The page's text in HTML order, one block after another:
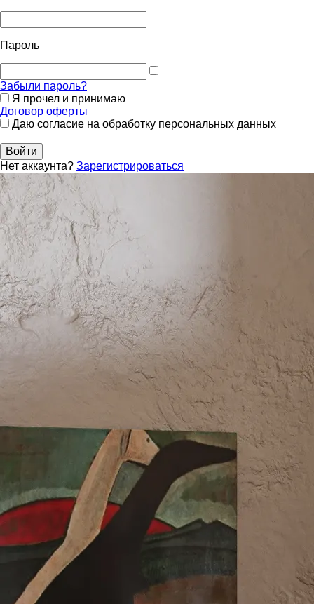
Пароль
Забыли пароль?
Я прочел и принимаю
Договор оферты
Даю согласие на обработку персональных данных
Войти
Нет аккаунта? Зарегистрироваться